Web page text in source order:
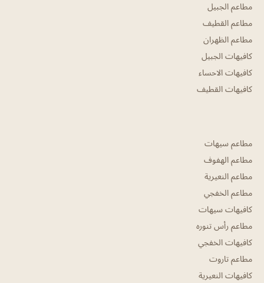
مطاعم الجبيل
مطاعم القطيف
مطاعم الظهران
كافيهات الجبيل
كافيهات الاحساء
كافيهات القطيف
مطاعم سيهات
مطاعم الهفوف
مطاعم النعيرية
مطاعم الخفجي
كافيهات سيهات
مطاعم رأس تنوره
كافيهات الخفجي
مطاعم تاروت
كافيهات النعيرية